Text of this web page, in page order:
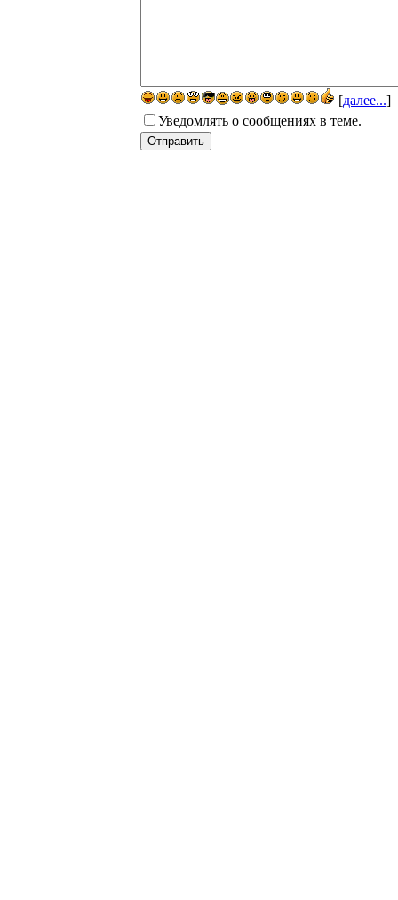
[далее...]
Уведомлять о сообщениях в теме.